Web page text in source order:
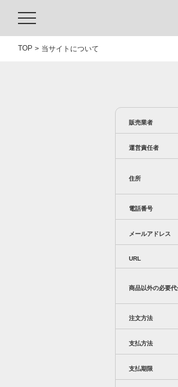
TOP 当サイトについて
販売業者
運営責任者
住所
電話番号
メールアドレス
URL
商品以外の必要代
注文方法
支払方法
支払期限